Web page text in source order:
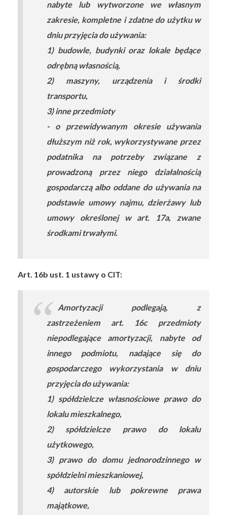
nabyte lub wytworzone we własnym
zakresie, kompletne i zdatne do użytku w
dniu przyjęcia do używania:
1) budowle, budynki oraz lokale będące
odrębną własnością,
2) maszyny, urządzenia i środki
transportu,
3) inne przedmioty
- o przewidywanym okresie używania
dłuższym niż rok, wykorzystywane przez
podatnika na potrzeby związane z
prowadzoną przez niego działalnością
gospodarczą albo oddane do używania na
podstawie umowy najmu, dzierżawy lub
umowy określonej w art. 17a, zwane
środkami trwałymi.
Art. 16b ust. 1 ustawy o CIT:
Amortyzacji podlegają, z
zastrzeżeniem art. 16c przedmioty
niepodlegające amortyzacji, nabyte od
innego podmiotu, nadające się do
gospodarczego wykorzystania w dniu
przyjęcia do używania:
1) spółdzielcze własnościowe prawo do
lokalu mieszkalnego,
2) spółdzielcze prawo do lokalu
użytkowego,
3) prawo do domu jednorodzinnego w
spółdzielni mieszkaniowej,
4) autorskie lub pokrewne prawa
majątkowe,